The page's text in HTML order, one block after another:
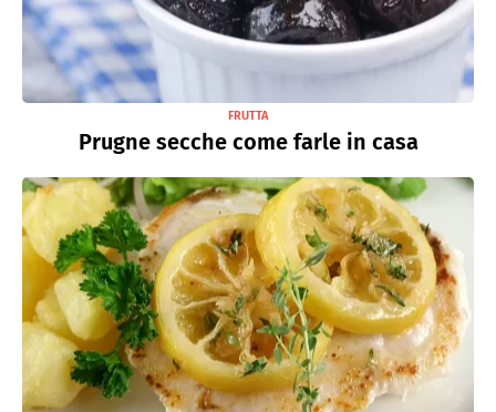
FRUTTA
Prugne secche come farle in casa